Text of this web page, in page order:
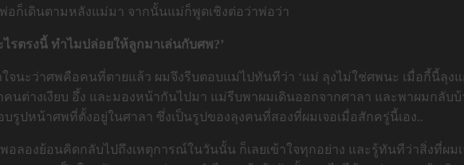
ก็เดินตามหลังแม่มา จากนั้นแม่ก็พูดเชิงต่อว่าพ่อว่า
รตรงนี้ ทำไมปล่อยให้ลูกมาเล่นกับศพ?’
จนะว่าศพคือคนที่ตายแล้ว ผมจึงรีบตอบแม่ไปทันทีว่า ‘แม่ ลุงไม่ใช่ศพนะ เมื่อกี้นี้ลุง
นต่างเงียบ อึ้ง และมองหน้ากันไปมา แม่รีบพาผมเดินออกจากศาลา และพาผมกลั
รูปหน้าศพที่ตั้งอยู่ในศาลา ซึ่งเป็นรูปของลุงคนที่สองที่ผมเจอเมื่อสักครู่นี้เอง..
อลองย้อนคิดกลับไปถึงเหตุการณ์ในวันนั้น ก็เลยเข้าใจทุกอย่าง และรู้ทันทีว่าสิ่งที่ผ